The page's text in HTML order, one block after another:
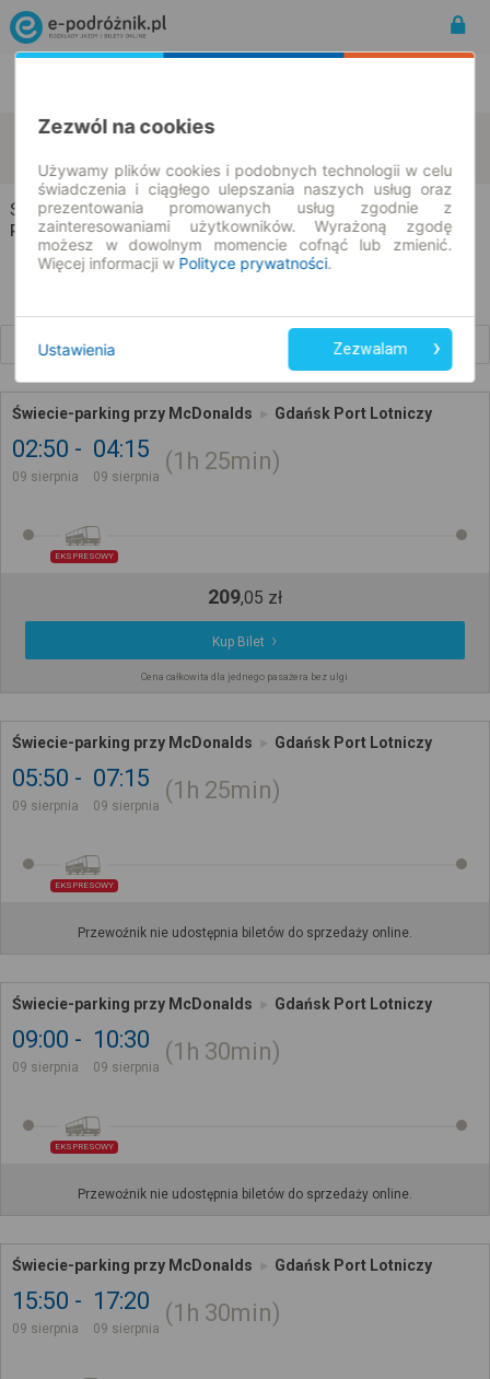
Świecie Gdańsk
09.08.2026 | -- : --
Świecie → Gdańsk
Rozkład jazdy i bilety
Świecie-parking przy McDonalds Gdańsk Port Lotniczy
02:50
09 sierpnia
04:15
09 sierpnia
1h 25min
EKSPRESOWY
209,05 zł
Kup Bilet
Cena całkowita dla jednego pasażera bez ulgi
Świecie-parking przy McDonalds Gdańsk Port Lotniczy
05:50
09 sierpnia
07:15
09 sierpnia
1h 25min
EKSPRESOWY
Przewoźnik nie udostępnia biletów do sprzedaży online.
Świecie-parking przy McDonalds Gdańsk Port Lotniczy
09:00
09 sierpnia
10:30
09 sierpnia
1h 30min
EKSPRESOWY
Przewoźnik nie udostępnia biletów do sprzedaży online.
Świecie-parking przy McDonalds Gdańsk Port Lotniczy
15:50
09 sierpnia
17:20
09 sierpnia
1h 30min
Zezwól na cookies
Używamy plików cookies i podobnych technologii w celu
świadczenia i ciągłego ulepszania naszych usług oraz
prezentowania promowanych usług zgodnie z
zainteresowaniami użytkowników. Wyrażoną zgodę
możesz w dowolnym momencie cofnąć lub zmienić.
Więcej informacji w Polityce prywatności.
Ustawienia Zezwalam